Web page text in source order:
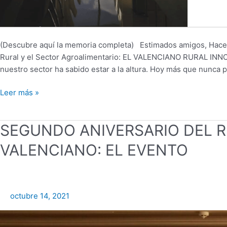
(Descubre aquí la memoria completa) Estimados amigos,
Rural y el Sector Agroalimentario: EL VALENCIANO RURAL
nuestro sector ha sabido estar a la altura. Hoy más que nunca
Leer más »
SEGUNDO ANIVERSARIO DEL
VALENCIANO: EL EVENTO
octubre 14, 2021
SEGUNDO
ANIVERSARIO
DEL
VALENCIANO:
EL